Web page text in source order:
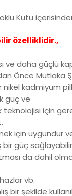
Kutu
özelliklidir.,
ve daha güçlü
Önce Mutlaka
nikel kadmiyum
güç ve
teknolojisi için
için uygundur
bir güç sağlayabilir
da dahil
vb.
bir şekilde